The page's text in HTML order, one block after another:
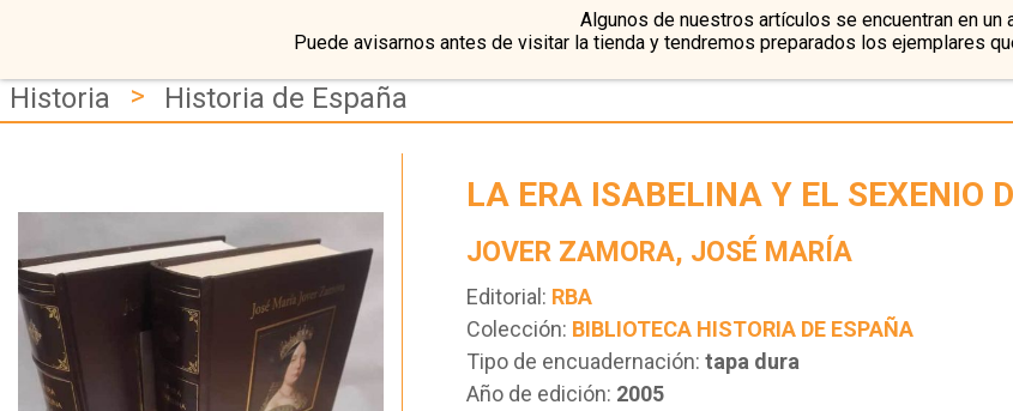
Algunos de nuestros artículos se encuentran en un
Puede avisarnos antes de visitar la tienda y tendremos preparados los ejemplares
Historia > Historia de España
LA ERA ISABELINA Y EL SEXENIO
JOVER ZAMORA, JOSÉ MARÍA
Editorial: RBA
Colección: BIBLIOTECA HISTORIA DE ESPAÑA
Tipo de encuadernación: tapa dura
Año de edición: 2005